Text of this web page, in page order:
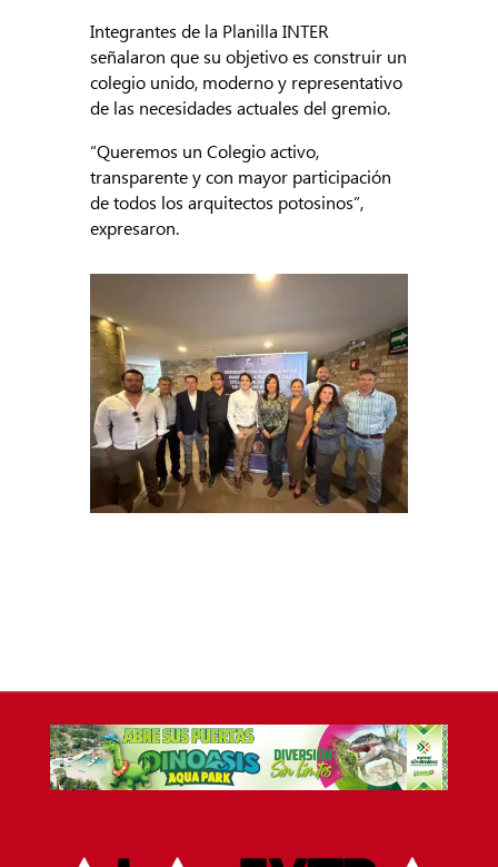
Integrantes de la Planilla INTER
señalaron que su objetivo es construir un
colegio unido, moderno y representativo
de las necesidades actuales del gremio.
“Queremos un Colegio activo,
transparente y con mayor participación
de todos los arquitectos potosinos”,
expresaron.